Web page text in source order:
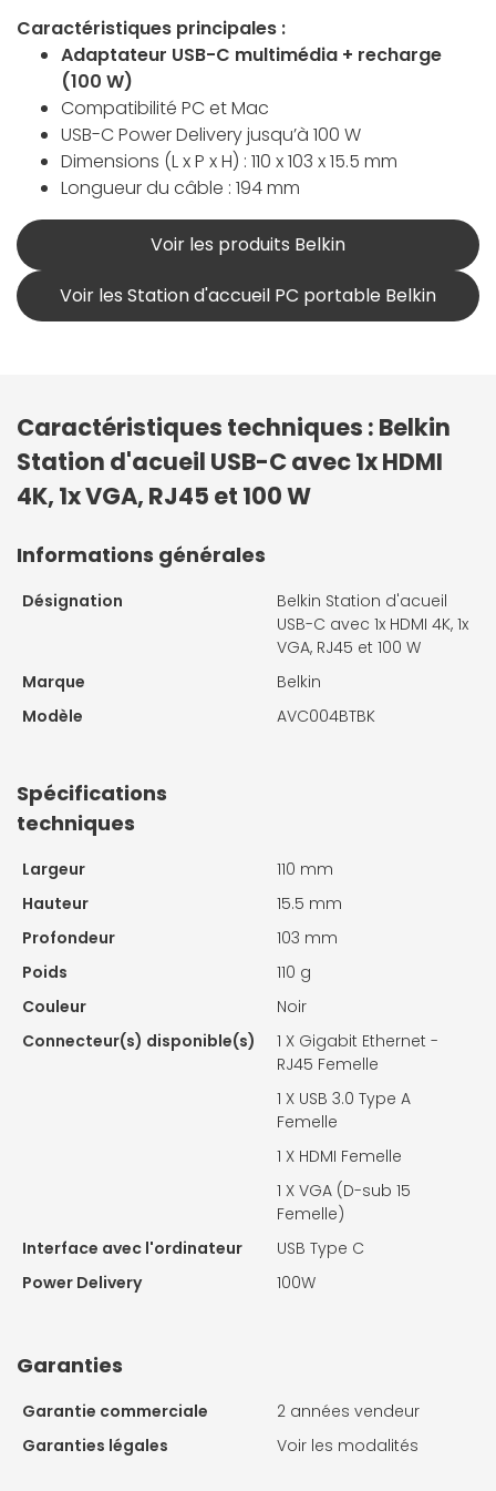
Caractéristiques principales :
Adaptateur USB-C multimédia + recharge
(100 W)
Compatibilité PC et Mac
USB-C Power Delivery jusqu’à 100 W
Dimensions (L x P x H) : 110 x 103 x 15.5 mm
Longueur du câble : 194 mm
Voir les produits Belkin
Voir les Station d'accueil PC portable Belkin
Caractéristiques techniques : Belkin
Station d'acueil USB-C avec 1x HDMI
4K, 1x VGA, RJ45 et 100 W
Informations générales
Désignation
Belkin Station d'acueil
USB-C avec 1x HDMI 4K, 1x
VGA, RJ45 et 100 W
Marque
Belkin
Modèle
AVC004BTBK
Spécifications
techniques
Largeur
110 mm
Hauteur
15.5 mm
Profondeur
103 mm
Poids
110 g
Couleur
Noir
Connecteur(s) disponible(s)
1 X Gigabit Ethernet -
RJ45 Femelle
1 X USB 3.0 Type A
Femelle
1 X HDMI Femelle
1 X VGA (D-sub 15
Femelle)
Interface avec l'ordinateur
USB Type C
Power Delivery
100W
Garanties
Garantie commerciale
2 années vendeur
Garanties légales
Voir les modalités